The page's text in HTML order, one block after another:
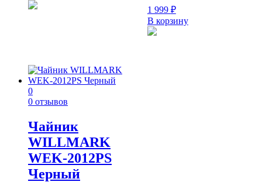
1 999 ₽
В корзину
0
0 отзывов
Чайник
WILLMARK
WEK-2012PS
Черный